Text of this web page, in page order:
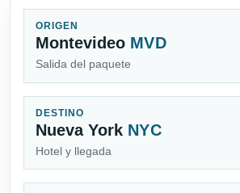
ORIGEN
Montevideo MVD
Salida del paquete
DESTINO
Nueva York NYC
Hotel y llegada